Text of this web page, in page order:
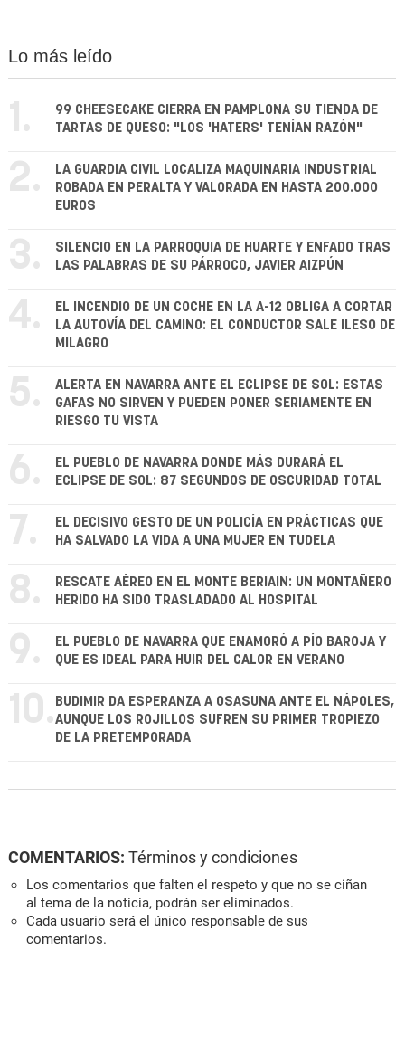
Lo más leído
1.
99 CHEESECAKE CIERRA EN PAMPLONA SU TIENDA DE
TARTAS DE QUESO: "LOS 'HATERS' TENÍAN RAZÓN"
2.
LA GUARDIA CIVIL LOCALIZA MAQUINARIA INDUSTRIAL
ROBADA EN PERALTA Y VALORADA EN HASTA 200.000
EUROS
3.
SILENCIO EN LA PARROQUIA DE HUARTE Y ENFADO TRAS
LAS PALABRAS DE SU PÁRROCO, JAVIER AIZPÚN
4.
EL INCENDIO DE UN COCHE EN LA A-12 OBLIGA A CORTAR
LA AUTOVÍA DEL CAMINO: EL CONDUCTOR SALE ILESO DE
MILAGRO
5.
ALERTA EN NAVARRA ANTE EL ECLIPSE DE SOL: ESTAS
GAFAS NO SIRVEN Y PUEDEN PONER SERIAMENTE EN
RIESGO TU VISTA
6.
EL PUEBLO DE NAVARRA DONDE MÁS DURARÁ EL
ECLIPSE DE SOL: 87 SEGUNDOS DE OSCURIDAD TOTAL
7.
EL DECISIVO GESTO DE UN POLICÍA EN PRÁCTICAS QUE
HA SALVADO LA VIDA A UNA MUJER EN TUDELA
8.
RESCATE AÉREO EN EL MONTE BERIAIN: UN MONTAÑERO
HERIDO HA SIDO TRASLADADO AL HOSPITAL
9.
EL PUEBLO DE NAVARRA QUE ENAMORÓ A PÍO BAROJA Y
QUE ES IDEAL PARA HUIR DEL CALOR EN VERANO
10. BUDIMIR DA ESPERANZA A OSASUNA ANTE EL NÁPOLES,
AUNQUE LOS ROJILLOS SUFREN SU PRIMER TROPIEZO
DE LA PRETEMPORADA
COMENTARIOS: Términos y condiciones
Los comentarios que falten el respeto y que no se ciñan
al tema de la noticia, podrán ser eliminados.
Cada usuario será el único responsable de sus
comentarios.